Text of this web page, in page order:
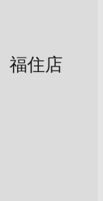
福住店